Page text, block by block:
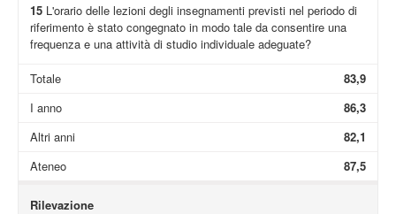
15L'orario delle lezioni degli insegnamenti previsti nel periodo di
riferimento è stato congegnato in modo tale da consentire una
frequenza e una attività di studio individuale adeguate?
Totale
83,9
I anno
86,3
Altri anni
82,1
Ateneo
87,5
Rilevazione